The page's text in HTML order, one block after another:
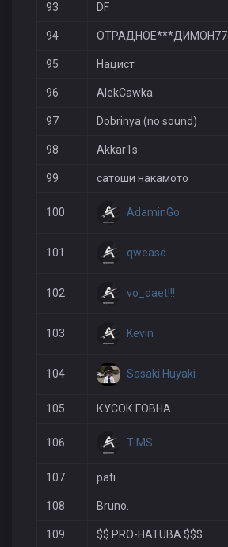
93 DF
94 ОТРАДНОЕ***ДИМОН77
95 Нацист
96 AlekCawka
97 Dobrinya (no sound)
98 Akkar1s
99 сатоши накамото
100 AdaminGo
101 qweasd
102 vo_daet!!!
103 Kevin
104 Sasaki Huyaki
105 КУСОК ГОВНА
106 T-MS
107 pati
108 Bruno.
109 $$ PRO-HATUBA $$$